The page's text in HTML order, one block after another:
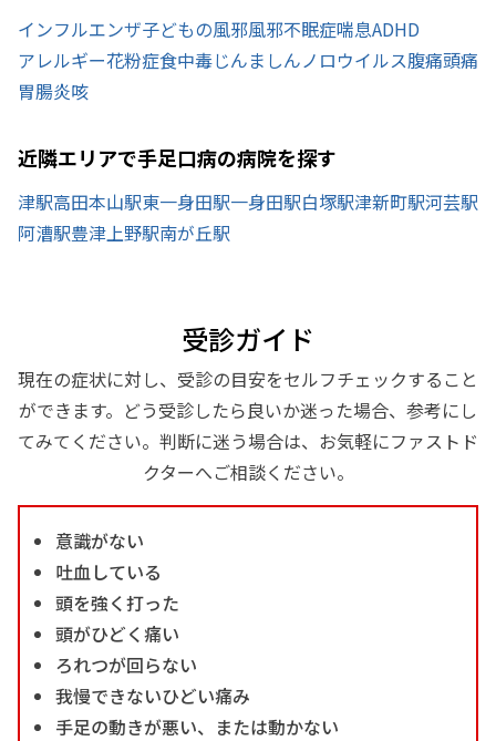
インフルエンザ子どもの風邪風邪不眠症喘息ADHD
アレルギー花粉症食中毒じんましんノロウイルス腹痛頭痛
胃腸炎咳
近隣エリアで手足口病の病院を探す
津駅高田本山駅東一身田駅一身田駅白塚駅津新町駅河芸駅
阿漕駅豊津上野駅南が丘駅
受診ガイド
現在の症状に対し、受診の目安をセルフチェックすること
ができます。どう受診したら良いか迷った場合、参考にし
てみてください。判断に迷う場合は、お気軽にファストド
クターへご相談ください。
意識がない
吐血している
頭を強く打った
頭がひどく痛い
ろれつが回らない
我慢できないひどい痛み
手足の動きが悪い、または動かない